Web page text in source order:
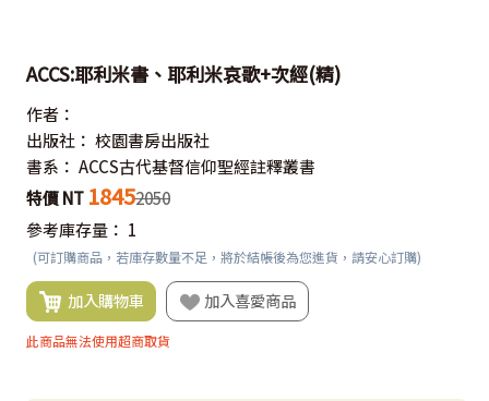
ACCS:耶利米書、耶利米哀歌+次經(精)
作者：
出版社： 校園書房出版社
書系： ACCS古代基督信仰聖經註釋叢書
特價 NT 18452050
參考庫存量： 1
(可訂購商品，若庫存數量不足，將於結帳後為您進貨，請安心訂購)
加入購物車 加入喜愛商品
此商品無法使用超商取貨